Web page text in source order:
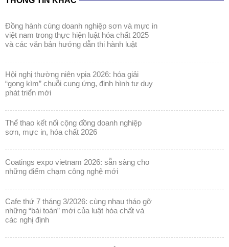
đồng hành cùng doanh nghiệp sơn và mực in
việt nam trong thực hiện luật hóa chất 2025
và các văn bản hướng dẫn thi hành luật
hội nghị thường niên vpia 2026: hóa giải
“gọng kìm” chuỗi cung ứng, định hình tư duy
phát triển mới
thể thao kết nối cộng đồng doanh nghiệp
sơn, mực in, hóa chất 2026
coatings expo vietnam 2026: sẵn sàng cho
những điểm chạm công nghệ mới
cafe thứ 7 tháng 3/2026: cùng nhau tháo gỡ
những “bài toán” mới của luật hóa chất và
các nghị định